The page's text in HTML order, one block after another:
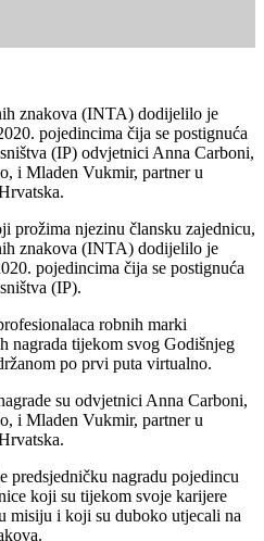
znakova (INTA) dodijelilo je
pojedincima čija se postignuća
(IP) odvjetnici Anna Carboni,
i Mladen Vukmir, partner u
prožima njezinu člansku zajednicu,
znakova (INTA) dodijelilo je
pojedincima čija se postignuća
(IP).
robnih marki
nagrada tijekom svog Godišnjeg
po prvi puta virtualno.
su odvjetnici Anna Carboni,
i Mladen Vukmir, partner u
predsjedničku nagradu pojedincu
koji su tijekom svoje karijere
misiju i koji su duboko utjecali na